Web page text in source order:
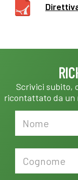
Scrivici subito,
ricontattato da un